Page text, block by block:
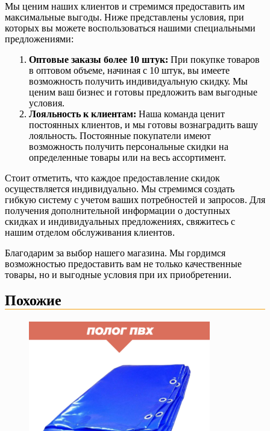
Мы ценим наших клиентов и стремимся предоставить им
максимальные выгоды. Ниже представлены условия, при
которых вы можете воспользоваться нашими специальными
предложениями:
Оптовые заказы более 10 штук: При покупке товаров
в оптовом объеме, начиная с 10 штук, вы имеете
возможность получить индивидуальную скидку. Мы
ценим ваш бизнес и готовы предложить вам выгодные
условия.
Лояльность к клиентам: Наша команда ценит
постоянных клиентов, и мы готовы вознаградить вашу
лояльность. Постоянные покупатели имеют
возможность получить персональные скидки на
определенные товары или на весь ассортимент.
Стоит отметить, что каждое предоставление скидок
осуществляется индивидуально. Мы стремимся создать
гибкую систему с учетом ваших потребностей и запросов. Для
получения дополнительной информации о доступных
скидках и индивидуальных предложениях, свяжитесь с
нашим отделом обслуживания клиентов.
Благодарим за выбор нашего магазина. Мы гордимся
возможностью предоставить вам не только качественные
товары, но и выгодные условия при их приобретении.
Похожие